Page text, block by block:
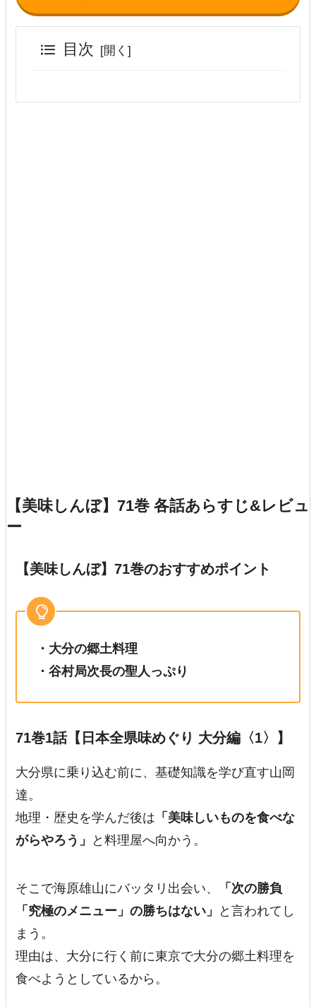
目次
【美味しんぼ】71巻 各話あらすじ&レビュ
ー
【美味しんぼ】71巻のおすすめポイント
・大分の郷土料理
・谷村局次長の聖人っぷり
71巻1話【日本全県味めぐり 大分編〈1〉】
大分県に乗り込む前に、基礎知識を学び直す山岡
達。
地理・歴史を学んだ後は 「美味しいものを食べな
がらやろう」
と料理屋へ向かう。
そこで海原雄山にバッタリ出会い、
「次の勝負
「究極のメニュー」の勝ちはない」
と言われてし
まう。
理由は、大分に行く前に東京で大分の郷土料理を
食べようとしているから。